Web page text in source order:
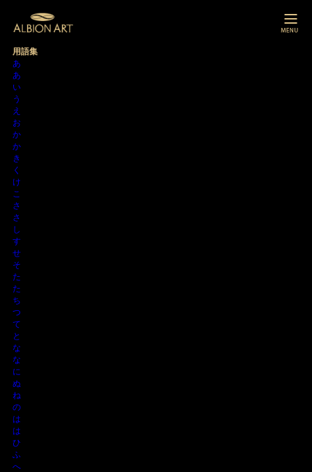
用語集
あ
あ
い
う
え
お
か
か
き
く
け
こ
さ
さ
し
す
せ
そ
た
た
ち
つ
て
と
な
な
に
ぬ
ね
の
は
は
ひ
ふ
へ